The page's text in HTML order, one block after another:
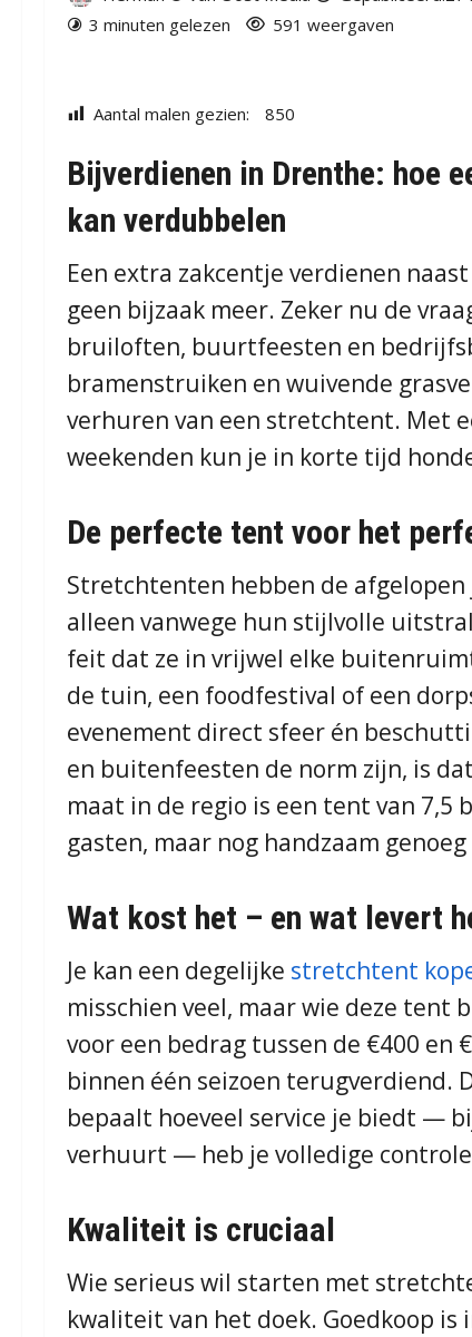
3 minuten gelezen
591 weergaven
Aantal malen gezien: 850
Bijverdienen in Drenthe: hoe
kan verdubbelen
Een extra zakcentje verdienen
geen bijzaak meer. Zeker nu de
bruiloften, buurtfeesten en
bramenstruiken en wuivende
verhuren van een stretchtent. Met
weekenden kun je in korte tijd
De perfecte tent voor het
Stretchtenten hebben de
alleen vanwege hun stijlvolle
feit dat ze in vrijwel elke
de tuin, een foodfestival of een
evenement direct sfeer én
en buitenfeesten de norm zijn, is
maat in de regio is een tent van
gasten, maar nog handzaam
Wat kost het – en wat levert
Je kan een degelijke stretchtent
misschien veel, maar wie deze
voor een bedrag tussen de €400 en
binnen één seizoen terugverdiend.
bepaalt hoeveel service je biedt —
verhuurt — heb je volledige
Kwaliteit is cruciaal
Wie serieus wil starten met
kwaliteit van het doek. Goedkoop